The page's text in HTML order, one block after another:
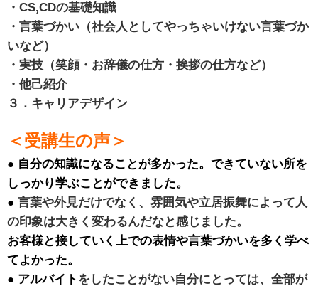
・CS,CDの基礎知識
・言葉づかい（社会人としてやっちゃいけない言葉づか
いなど）
・実技（笑顔・お辞儀の仕方・挨拶の仕方など）
・他己紹介
３． キャリアデザイン
＜受講生の声＞
● 自分の知識になることが多かった。できていない所を
しっかり学ぶことができました。
● 言葉や外見だけでなく、雰囲気や立居振舞によって人
の印象は大きく変わるんだなと感じました。
お客様と接していく上での表情や言葉づかいを多く学べ
てよかった。
● アルバイト をしたことがない自分にとっては、全部が